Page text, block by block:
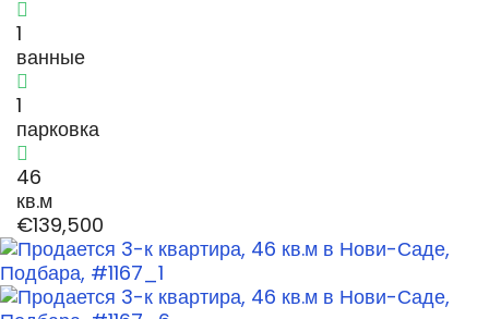
1
ванные
1
парковка
46
кв.м
€139,500